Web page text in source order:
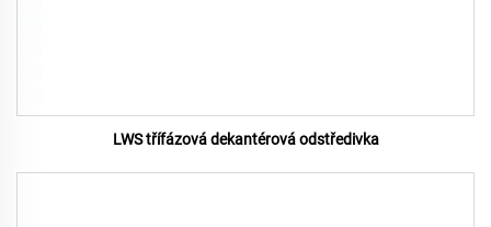
LWS třífázová dekantérová odstředivka